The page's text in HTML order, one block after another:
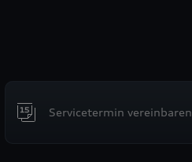
Servicetermin vereinbaren